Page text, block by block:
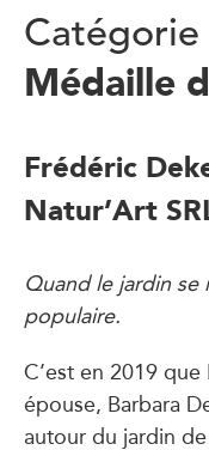
Catégorie
Médaille
Frédéric
Natur’Art
Quand le jardin se
populaire.
C’est en 2019
épouse, Barbara
autour du jardin